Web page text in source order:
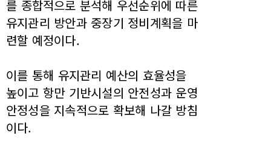
를 종합적으로 분석해 우선순위에 따른
유지관리 방안과 중장기 정비계획을 마
련할 예정이다.
이를 통해 유지관리 예산의 효율성을
높이고 항만 기반시설의 안전성과 운영
안정성을 지속적으로 확보해 나갈 방침
이다.